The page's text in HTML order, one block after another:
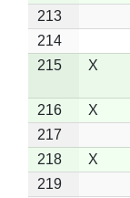
213
214
215
X
216
X
217
218
X
219